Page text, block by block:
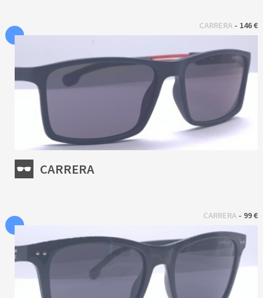
CARRERA - 146 €
CARRERA
CARRERA - 99 €